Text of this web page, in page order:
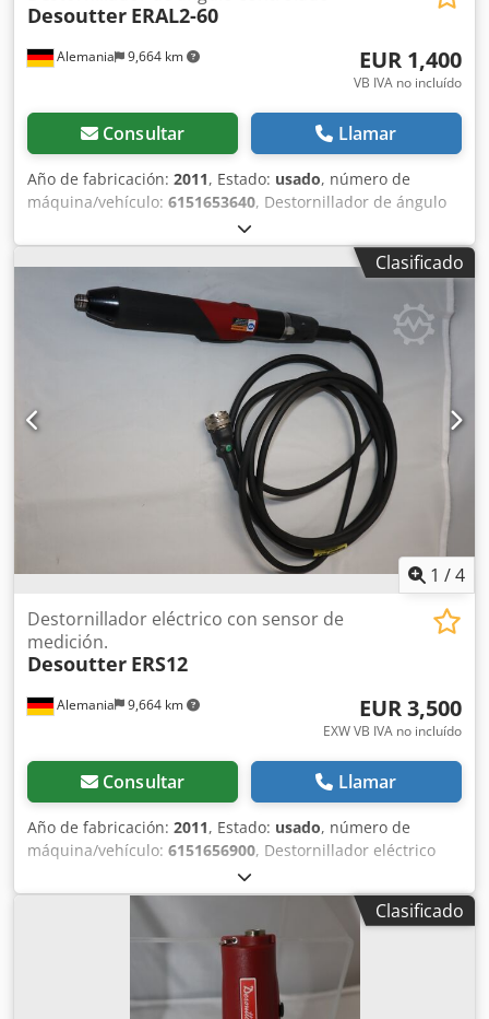
Alemania 9,664 km
Desoutter ERAL2-60
EUR 1,400
VB IVA no incluído
Consultar Llamar
Año de fabricación: 2011, Estado: usado, número de
máquina/vehículo: 6151653640, Destornillador de ángulo
Desoutter ERAL2-60 usado, accionado eléctricamente,
incluye cable de motor de 2,5 m compatible con el sistema
de control de atornillado Desoutter CVI 2 Salida: 3/8" Par
de apriete: Mín.: 8 Nm Máx. continuo: 45 Nm
Cjdecpbcvepfx Aczeha Máx. de pico: 60 Nm Velocidad en
vacío: 918 min-1 Longitud: 443 mm Peso: 1,80 kg
Clasificado
1 /4
Alemania 9,664 km
Destornillador eléctrico con sensor de
medición.
Desoutter ERS12
EUR 3,500
EXW VB IVA no incluído
Consultar Llamar
Año de fabricación: 2011, Estado: usado, número de
máquina/vehículo: 6151656900, Destornillador eléctrico
con sensor integrado Desoutter ERS12 usado con cable de
conexión sin accesorios adicionales Cjdpfx Acovtf R Ajzjha
adecuado para Desoutter CVIR II - control de tornillo
Salida: Hex 1/4F" Esfuerzo de torsión: Mín.: 1,5 Nm Máx.:
12 Nm Velocidad de ralentí: 950 rpm Peso: 0,7 kg
Clasificado